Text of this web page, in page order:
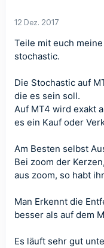
12 Dez. 2017
Teile mit euch
stochastic.
Die Stochastic auf
die es sein soll.
Auf MT4 wird exakt
es ein Kauf oder
Am Besten selbst
Bei zoom der
aus zoom, so habt
Man Erkennt die
besser als auf dem
Es läuft sehr gut